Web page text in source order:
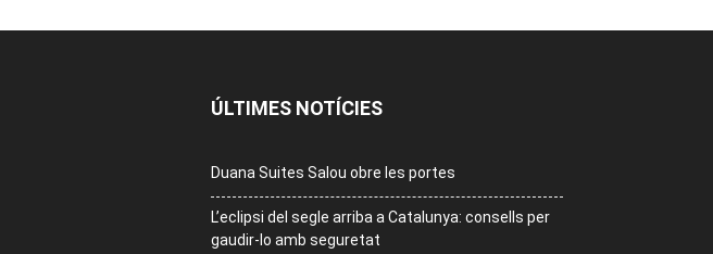
ÚLTIMES NOTÍCIES
Duana Suites Salou obre les portes
L’eclipsi del segle arriba a Catalunya: consells per
gaudir-lo amb seguretat